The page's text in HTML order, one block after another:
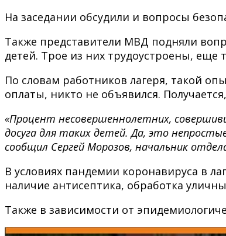
На заседании обсудили и вопросы
Также представители МВД подняли
детей. Трое из них трудоустроены, еще
По словам работников лагеря, такой
оплаты, никто не объявился.
«Процент несовершеннолетних,
досуга для таких детей. Да, это
сообщил Сергей Морозов, начальник
В условиях пандемии коронавируса в
наличие антисептика, обработка
Также в зависимости от